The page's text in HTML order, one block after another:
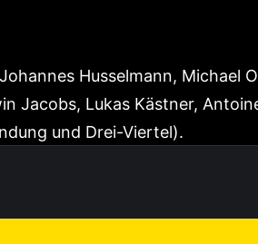
Husselmann, Michael
Lukas Kästner,
und Drei-Viertel).